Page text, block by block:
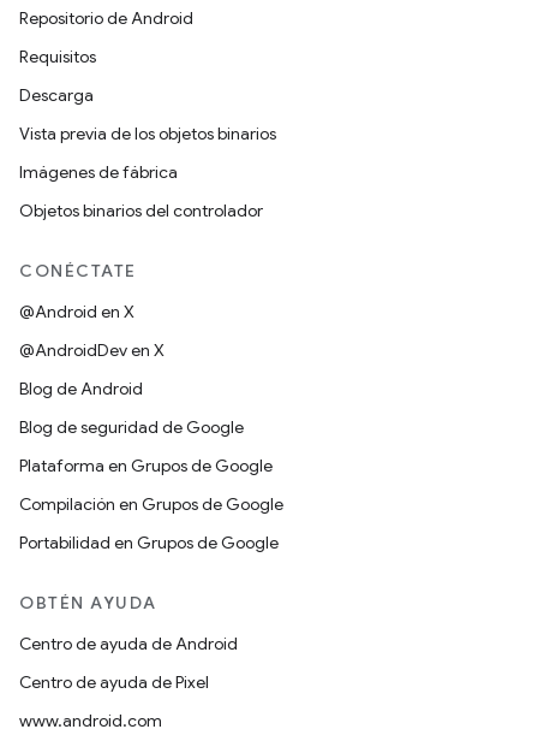
Repositorio de Android
Requisitos
Descarga
Vista previa de los objetos binarios
Imágenes de fábrica
Objetos binarios del controlador
CONÉCTATE
@Android en X
@AndroidDev en X
Blog de Android
Blog de seguridad de Google
Plataforma en Grupos de Google
Compilación en Grupos de Google
Portabilidad en Grupos de Google
OBTÉN AYUDA
Centro de ayuda de Android
Centro de ayuda de Pixel
www.android.com